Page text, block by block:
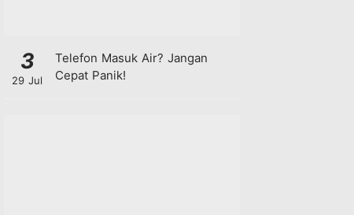
3
29 Jul
Telefon Masuk Air? Jangan
Cepat Panik!